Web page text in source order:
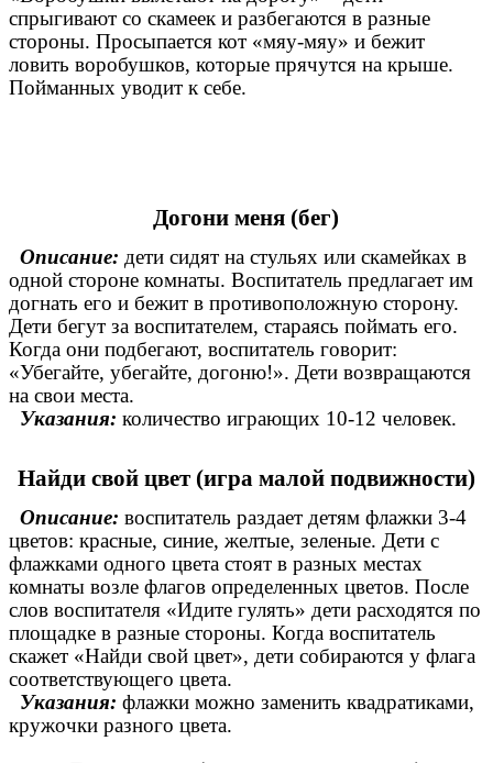
спрыгивают со скамеек и разбегаются в разные
стороны. Просыпается кот «мяу-мяу» и бежит
ловить воробушков, которые прячутся на крыше.
Пойманных уводит к себе.
Догони меня (бег)
Описание: дети сидят на стульях или скамейках в
одной стороне комнаты. Воспитатель предлагает им
догнать его и бежит в противоположную сторону.
Дети бегут за воспитателем, стараясь поймать его.
Когда они подбегают, воспитатель говорит:
«Убегайте, убегайте, догоню!». Дети возвращаются
на свои места.
Указания: количество играющих 10-12 человек.
Найди свой цвет (игра малой подвижности)
Описание: воспитатель раздает детям флажки 3-4
цветов: красные, синие, желтые, зеленые. Дети с
флажками одного цвета стоят в разных местах
комнаты возле флагов определенных цветов. После
слов воспитателя «Идите гулять» дети расходятся по
площадке в разные стороны. Когда воспитатель
скажет «Найди свой цвет», дети собираются у флага
соответствующего цвета.
Указания: флажки можно заменить квадратиками,
кружочки разного цвета.